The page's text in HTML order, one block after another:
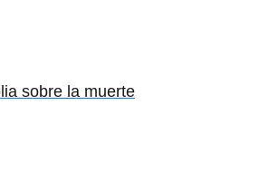
sobre la muerte